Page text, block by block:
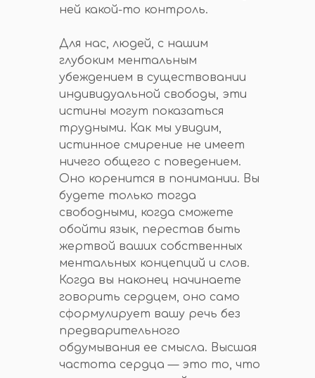
ней какой-то контроль.
Для нас, людей, с нашим
глубоким ментальным
убеждением в существовании
индивидуальной свободы, эти
истины могут показаться
трудными. Как мы увидим,
истинное смирение не имеет
ничего общего с поведением.
Оно коренится в понимании. Вы
будете только тогда
свободными, когда сможете
обойти язык, перестав быть
жертвой ваших собственных
ментальных концепций и слов.
Когда вы наконец начинаете
говорить сердцем, оно само
сформулирует вашу речь без
предварительного
обдумывания ее смысла. Высшая
частота сердца — это то, что